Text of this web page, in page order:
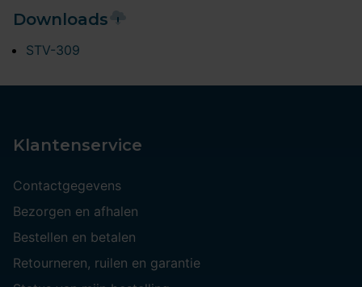
Downloads
STV-309
Klantenservice
Contactgegevens
Bezorgen en afhalen
Bestellen en betalen
Retourneren, ruilen en garantie